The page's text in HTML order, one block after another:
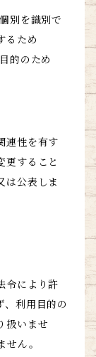
別を識別で
るため
的のため
連性を有す
更すること
は公表しま
令により許
、利用目的の
扱いませ
ん。